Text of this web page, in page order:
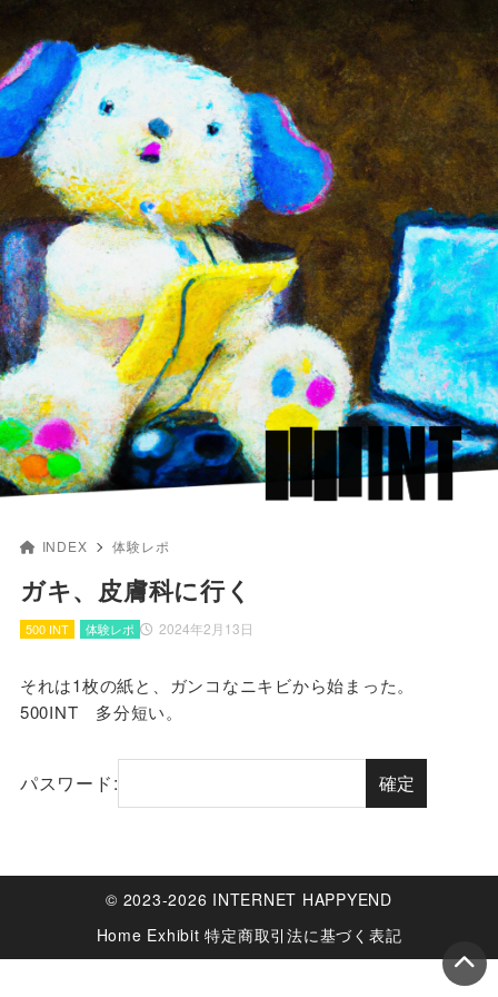
INDEX 体験レポ
ガキ、皮膚科に行く
500 INT 2024年2月13日
体験レポ
それは1枚の紙と、ガンコなニキビから始まった。
500INT 多分短い。
パスワード:
© 2023-2026 INTERNET HAPPYEND
Home Exhibit 特定商取引法に基づく表記